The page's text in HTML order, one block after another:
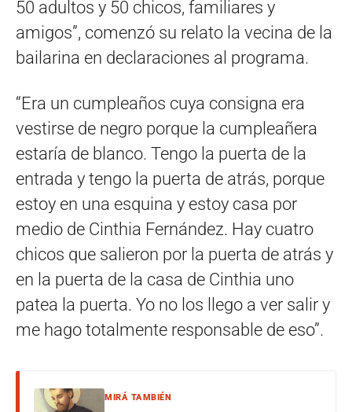
50 adultos y 50 chicos, familiares y
amigos”, comenzó su relato la vecina de la
bailarina en declaraciones al programa.
“Era un cumpleaños cuya consigna era
vestirse de negro porque la cumpleañera
estaría de blanco. Tengo la puerta de la
entrada y tengo la puerta de atrás, porque
estoy en una esquina y estoy casa por
medio de Cinthia Fernández. Hay cuatro
chicos que salieron por la puerta de atrás y
en la puerta de la casa de Cinthia uno
patea la puerta. Yo no los llego a ver salir y
me hago totalmente responsable de eso”.
MIRÁ TAMBIÉN